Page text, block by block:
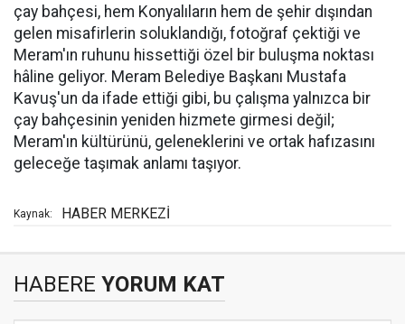
çay bahçesi, hem Konyalıların hem de şehir dışından
gelen misafirlerin soluklandığı, fotoğraf çektiği ve
Meram'ın ruhunu hissettiği özel bir buluşma noktası
hâline geliyor. Meram Belediye Başkanı Mustafa
Kavuş'un da ifade ettiği gibi, bu çalışma yalnızca bir
çay bahçesinin yeniden hizmete girmesi değil;
Meram'ın kültürünü, geleneklerini ve ortak hafızasını
geleceğe taşımak anlamı taşıyor.
Kaynak: HABER MERKEZİ
HABERE YORUM KAT